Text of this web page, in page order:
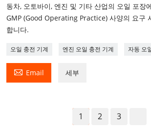
동차, 오토바이, 엔진 및 기타 산업의 오일 포장
GMP (Good Operating Practice) 사양의 요구
합니다.
오일 충전 기계 엔진 오일 충전 기계 자동 오
 Email 세부
1 2 3